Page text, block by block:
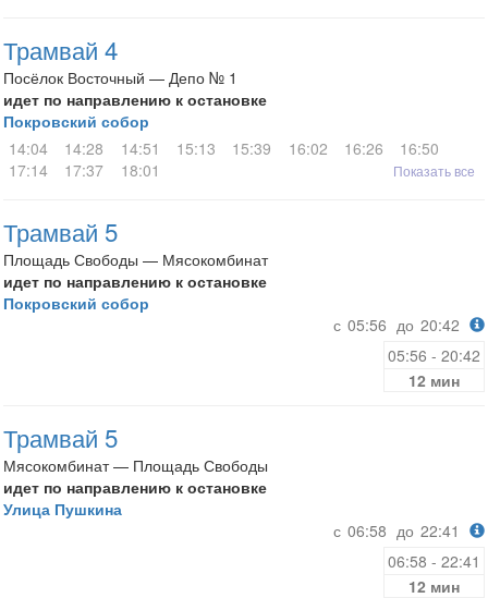
Трамвай 4
Посёлок Восточный — Депо № 1
идет по направлению к остановке
Покровский собор
14:04
14:28 14:51 15:13 15:39 16:02 16:26
16:50
17:14
17:37 18:01 Показать все
Трамвай 5
Площадь Свободы — Мясокомбинат
идет по направлению к остановке
Покровский собор
с 05:56 до 20:42
05:56 - 20:42
12 мин
Трамвай 5
Мясокомбинат — Площадь Свободы
идет по направлению к остановке
Улица Пушкина
с 06:58 до 22:41
06:58 - 22:41
12 мин